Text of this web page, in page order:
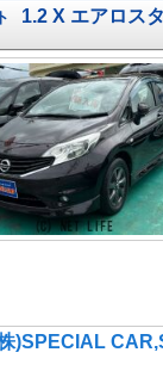
1.2 X エアロス
)SPECIAL